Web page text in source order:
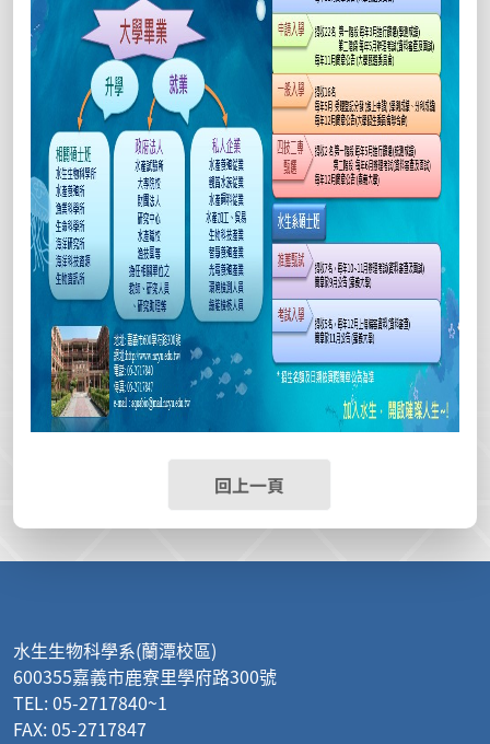
回上一頁
水生生物科學系(蘭潭校區)
600355嘉義市鹿寮里學府路300號
TEL: 05-2717840~1
FAX: 05-2717847